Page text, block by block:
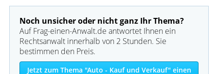
Noch unsicher oder nicht ganz Ihr Thema?
Auf Frag-einen-Anwalt.de antwortet Ihnen ein
Rechtsanwalt innerhalb von 2 Stunden. Sie
bestimmen den Preis.
Jetzt zum Thema "Auto - Kauf und Verkauf" einen